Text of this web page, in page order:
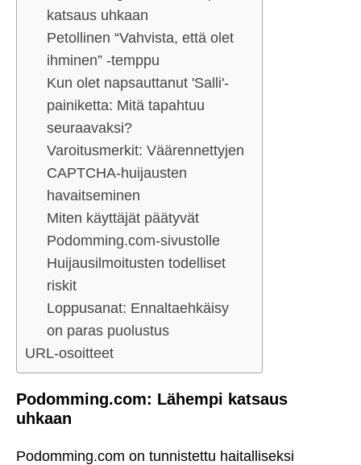
katsaus uhkaan
Petollinen “Vahvista, että olet
ihminen” -temppu
Kun olet napsauttanut 'Salli'-
painiketta: Mitä tapahtuu
seuraavaksi?
Varoitusmerkit: Väärennettyjen
CAPTCHA-huijausten
havaitseminen
Miten käyttäjät päätyvät
Podomming.com-sivustolle
Huijausilmoitusten todelliset
riskit
Loppusanat: Ennaltaehkäisy
on paras puolustus
URL-osoitteet
Podomming.com: Lähempi katsaus
uhkaan
Podomming.com on tunnistettu haitalliseksi